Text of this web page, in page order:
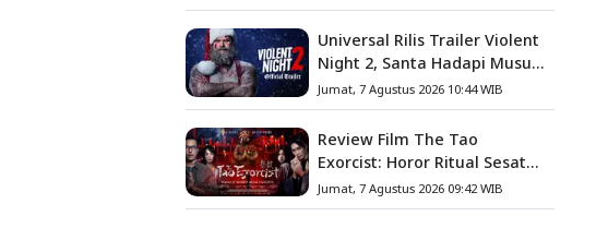
Universal Rilis Trailer Violent
Night 2, Santa Hadapi Musuh
Baru
Jumat, 7 Agustus 2026 10:44 WIB
Review Film The Tao
Exorcist: Horor Ritual Sesat
Taiwan yang Penuh Misteri
dan Teror Psikologis
Jumat, 7 Agustus 2026 09:42 WIB